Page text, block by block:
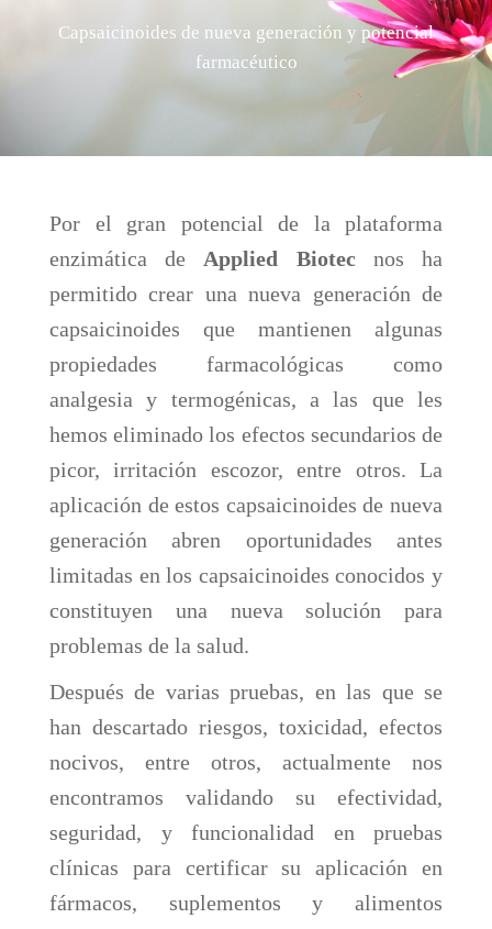
Capsaicinoides de nueva generación y potencial
farmacéutico
Por el gran potencial de la plataforma
enzimática de Applied Biotecnos ha
permitido crear una nueva generación de
capsaicinoides que mantienen algunas
propiedades farmacológicas como
analgesia y termogénicas, a las que les
hemos eliminado los efectos secundarios de
picor, irritación escozor, entre otros. La
aplicación de estos capsaicinoides de nueva
generación abren oportunidades antes
limitadas en los capsaicinoides conocidos y
constituyen una nueva solución para
problemas de la salud.
Después de varias pruebas, en las que se
han descartado riesgos, toxicidad, efectos
nocivos, entre otros, actualmente nos
encontramos validando su efectividad,
seguridad, y funcionalidad en pruebas
clínicas para certificar su aplicación en
fármacos, suplementos y alimentos